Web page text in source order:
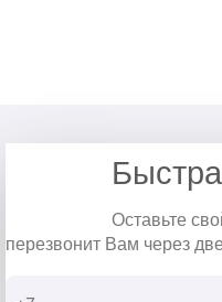
Оставьте
перезвонит Вам через